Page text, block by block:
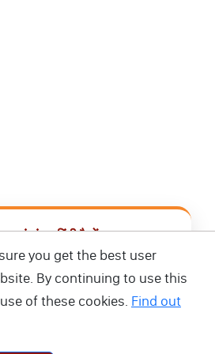
पंचांग • हिंदी कैलेंडर
मुहूर्त और राशिफल एक ही ऐप में देखें।
कैलेंडर ऐप डाउनलोड करें
you get the best user
By continuing to use this
of these cookies. Find out